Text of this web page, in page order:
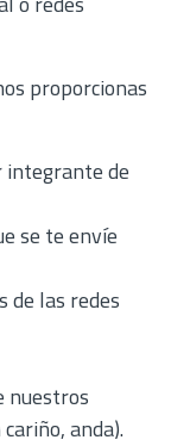
proporcionas
integrante de
se te envíe
de las redes
nuestros
anda).